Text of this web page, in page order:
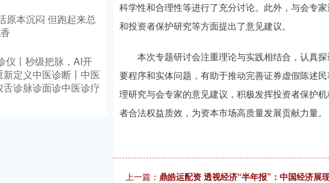
科学性和合理性等进行了充分讨论。此外，与会专
和投资者保护研究等方面提出了意见建议。
本次专题研讨会注重理论与实践相结合，认真探
要程序和实体问题，有助于推动完善证券虚假陈述
理研究与会专家的意见建议，积极发挥投资者保护
者合法权益质效，为资本市场高质量发展贡献力量。
上一篇： 鼎皓运配资 透视经济“半年报”：中国经济展
原本沉闷 但跑起来总
仪丨秒级把脉，AI开
定义中医诊断丨中医
诊脉诊面诊中医诊疗